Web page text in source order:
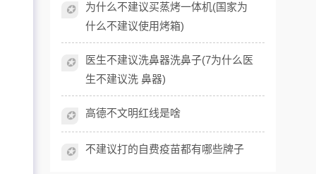
✪
为什么不建议买蒸烤一体机(国家为
什么不建议使用烤箱)
✪
医生不建议洗鼻器洗鼻子(7为什么医
生不建议洗 鼻器)
✪ 高德不文明红线是啥
✪ 不建议打的自费疫苗都有哪些牌子